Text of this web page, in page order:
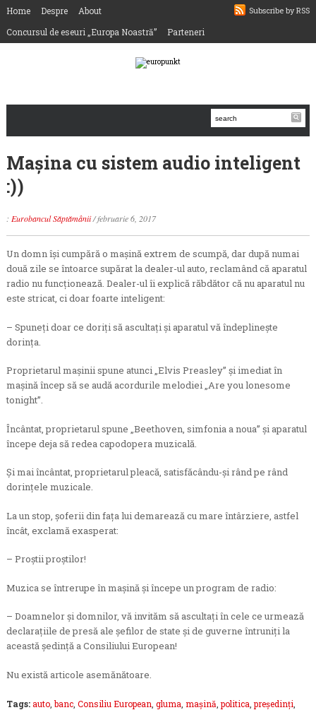
Subscribe by RSS
Home Despre
About
Concursul de eseuri „Europa Noastră”
Parteneri
Maşina cu sistem audio inteligent
:))
: Eurobancul Săptămânii/februarie 6, 2017
Un domn îşi cumpără o maşină extrem de scumpă, dar după numai
două zile se întoarce supărat la dealer-ul auto, reclamând că aparatul
radio nu funcţionează. Dealer-ul îi explică răbdător că nu aparatul nu
este stricat, ci doar foarte inteligent:
– Spuneţi doar ce doriţi să ascultaţi şi aparatul vă îndeplineşte
dorinţa.
Proprietarul maşinii spune atunci „Elvis Preasley” şi imediat în
maşină încep să se audă acordurile melodiei „Are you lonesome
tonight”.
Încântat, proprietarul spune „Beethoven, simfonia a noua” şi aparatul
începe deja să redea capodopera muzicală.
Şi mai încântat, proprietarul pleacă, satisfăcându-şi rând pe rând
dorinţele muzicale.
La un stop, şoferii din faţa lui demarează cu mare întârziere, astfel
încât, exclamă exasperat:
– Proştii proştilor!
Muzica se întrerupe în maşină şi începe un program de radio:
– Doamnelor şi domnilor, vă invităm să ascultaţi în cele ce urmează
declaraţiile de presă ale şefilor de state şi de guverne întruniţi la
această şedinţă a Consiliului European!
Nu există articole asemănătoare.
Tags:auto,banc, Consiliu European gluma maşină ,politica ,preşedinţi